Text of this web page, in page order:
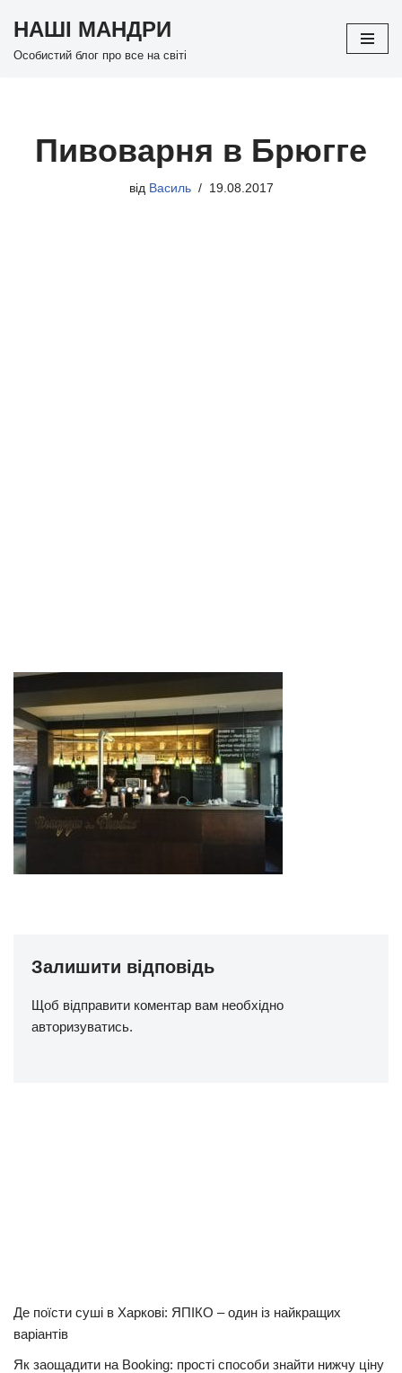
Перейти
НАШІ МАНДРИ
Особистий блог про все на світі
Пивоварня в Брюгге
від Василь 19.08.2017
Залишити відповідь
Щоб відправити коментар вам необхідно
авторизуватись.
Де поїсти суші в Харкові: ЯПІКО – один із найкращих
варіантів
Як заощадити на Booking: прості способи знайти нижчу ціну